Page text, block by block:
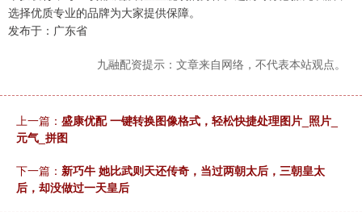
选择优质专业的品牌为大家提供保障。
发布于：广东省
九融配资提示：文章来自网络，不代表本站观点。
上一篇： 盛康优配 一键转换图像格式，轻松快捷处理图片_照片_
元气_拼图
下一篇： 新巧牛 她比武则天还传奇，当过两朝太后，三朝皇太
后，却没做过一天皇后